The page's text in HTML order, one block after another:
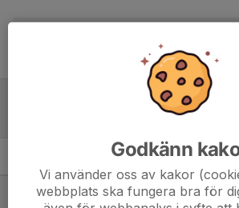
1. Bankeryds SK 18
Godkänn
Vi använder oss av kakor
webbplats ska fungera bra för